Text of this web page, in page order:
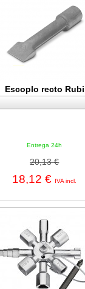
Escoplo recto Rubi
Entrega 24h
20,13 €
18,12 € IVA incl.
Twinkey